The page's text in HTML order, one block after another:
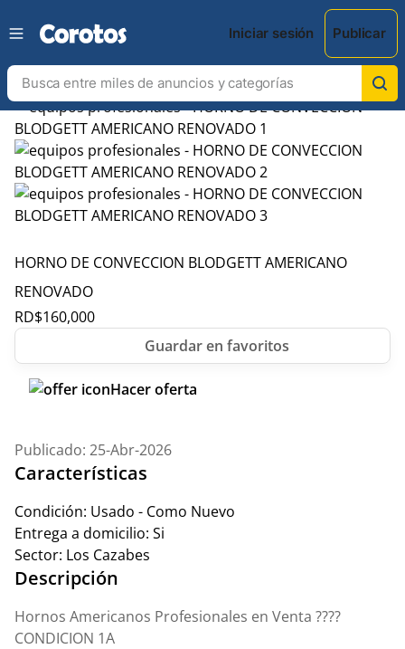
Iniciar sesión Publicar
HORNO DE CONVECCION BLODGETT AMERICANO
RENOVADO
RD$160,000
Hacer oferta
Publicado: 25-Abr-2026
Características
Condición: Usado - Como Nuevo
Entrega a domicilio: Si
Sector: Los Cazabes
Descripción
Hornos Americanos Profesionales en Venta ????
CONDICION 1A